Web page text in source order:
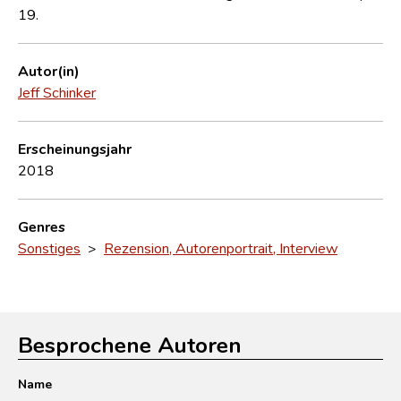
19.
Autor(in)
Jeff Schinker
Erscheinungsjahr
2018
Genres
Sonstiges > Rezension, Autorenportrait, Interview
Besprochene Autoren
Name